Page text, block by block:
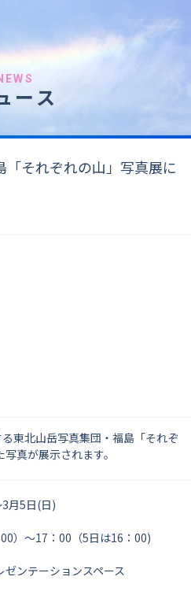
ース
それぞれの山」写真展に
東北山岳写真集団・福島「それぞ
真が展示されます。
月5日(日)
）～17：00（5日は16：00)
ンテーションスペース